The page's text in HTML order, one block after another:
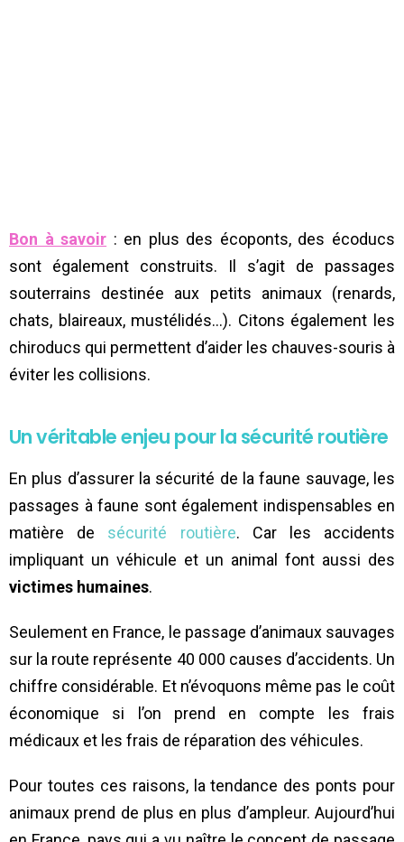
Bon à savoir : en plus des écoponts, des écoducs
sont également construits. Il s’agit de passages
souterrains destinée aux petits animaux (renards,
chats, blaireaux, mustélidés…). Citons également les
chiroducs qui permettent d’aider les chauves-souris à
éviter les collisions.
Un véritable enjeu pour la sécurité routière
En plus d’assurer la sécurité de la faune sauvage, les
passages à faune sont également indispensables en
matière de sécurité routière. Car les accidents
impliquant un véhicule et un animal font aussi des
victimes humaines.
Seulement en France, le passage d’animaux sauvages
sur la route représente 40 000 causes d’accidents. Un
chiffre considérable. Et n’évoquons même pas le coût
économique si l’on prend en compte les frais
médicaux et les frais de réparation des véhicules.
Pour toutes ces raisons, la tendance des ponts pour
animaux prend de plus en plus d’ampleur. Aujourd’hui